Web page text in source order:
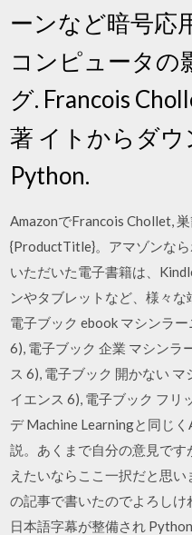
ーンなど暗号応
コンピュータの
グ. Francois
著 イトからダウ
Python.
AmazonでFrancois Chollet,
{ProductTitle}。アマゾンな
いただいた電子書籍は、
ンやタブレットなど、様々な
電子ブック ebook マシンラ
6), 電子ブック 企業 マシンラ
ス 6), 電子ブック 開かない
イエンス 6), 電子ブック フリ
デ Machine Learningと同じ
説。あくまで自分の意見で
えたいならここ一択だと思
の記事で書いたのでよろし
日本語字幕が整備され